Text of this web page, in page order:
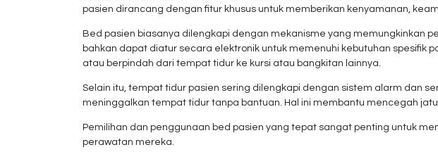
pasien dirancang dengan fitur khusus untuk memberikan kenyamanan,
Bed pasien biasanya dilengkapi dengan mekanisme yang memungkinkan
bahkan dapat diatur secara elektronik untuk memenuhi kebutuhan spesifik
atau berpindah dari tempat tidur ke kursi atau bangkitan lainnya.
Selain itu, tempat tidur pasien sering dilengkapi dengan sistem alarm dan
meninggalkan tempat tidur tanpa bantuan. Hal ini membantu mencegah
Pemilihan dan penggunaan bed pasien yang tepat sangat penting untuk
perawatan mereka.